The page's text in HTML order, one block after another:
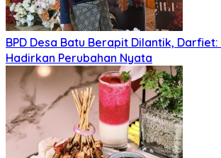
BPD Desa Batu Berapit Dilantik,
Hadirkan Perubahan Nyata